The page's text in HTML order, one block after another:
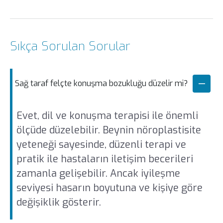
Sıkça Sorulan Sorular
Sağ taraf felçte konuşma bozukluğu düzelir mi?
Evet, dil ve konuşma terapisi ile önemli
ölçüde düzelebilir. Beynin nöroplastisite
yeteneği sayesinde, düzenli terapi ve
pratik ile hastaların iletişim becerileri
zamanla gelişebilir. Ancak iyileşme
seviyesi hasarın boyutuna ve kişiye göre
değişiklik gösterir.